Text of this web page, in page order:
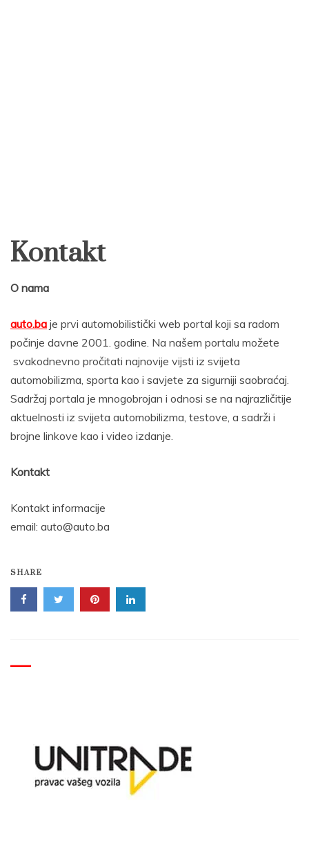
Kontakt
O nama
auto.ba je prvi automobilistički web portal koji sa radom
počinje davne 2001. godine. Na našem portalu možete
svakodnevno pročitati najnovije vijsti iz svijeta
automobilizma, sporta kao i savjete za sigurniji saobraćaj.
Sadržaj portala je mnogobrojan i odnosi se na najrazličitije
aktuelnosti iz svijeta automobilizma, testove, a sadrži i
brojne linkove kao i video izdanje.
Kontakt
Kontakt informacije
email: auto@auto.ba
SHARE